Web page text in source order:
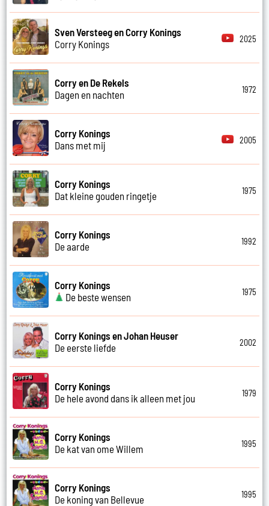
Sven Versteeg en Corry Konings
Corry Konings
2025
Corry en De Rekels
Dagen en nachten
1972
Corry Konings
Dans met mij
2005
Corry Konings
Dat kleine gouden ringetje
1975
Corry Konings
De aarde
1992
Corry Konings
De beste wensen
1975
Corry Konings en Johan Heuser
De eerste liefde
2002
Corry Konings
De hele avond dans ik alleen met jou
1979
Corry Konings
De kat van ome Willem
1995
Corry Konings
De koning van Bellevue
1995